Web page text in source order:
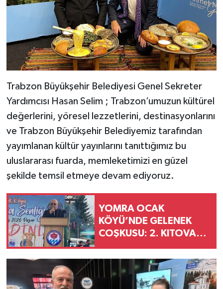
Trabzon Büyükşehir Belediyesi Genel Sekreter
Yardımcısı Hasan Selim ; Trabzon’umuzun kültürel
değerlerini, yöresel lezzetlerini, destinasyonlarını
ve Trabzon Büyükşehir Belediyemiz tarafından
yayımlanan kültür yayınlarını tanıttığımız bu
uluslararası fuarda, memleketimizi en güzel
şekilde temsil etmeye devam ediyoruz.
YOMRA OCAK
KÖYÜ’NDE GELENEK
COŞKUSU: 2. KITOVA